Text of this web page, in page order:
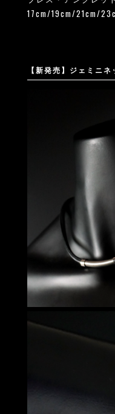
17cm/19cm/21cm/
【新発売】ジェミニ